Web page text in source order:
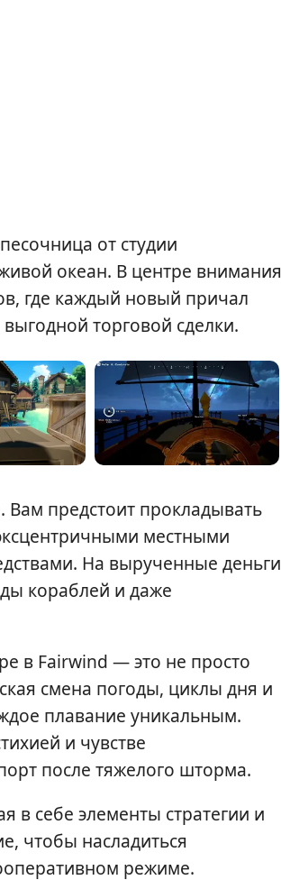
от студии
океан. В центре внимания
где каждый новый причал
торговой сделки.
Вам предстоит прокладывать
местными
На вырученные деньги
кораблей и даже
в Fairwind — это не просто
смена погоды, циклы дня и
плавание уникальным.
и чувстве
после тяжелого шторма.
в себе элементы стратегии и
чтобы насладиться
режиме.